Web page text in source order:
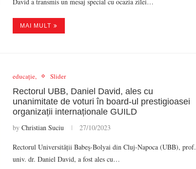
MAI MULT
educație, Slider
Rectorul UBB, Daniel David, ales cu
unanimitate de voturi în board-ul prestigioasei
organizații internaționale GUILD
by Christian Suciu 27/10/2023
Rectorul Universității Babeș-Bolyai din Cluj-Napoca (UBB), prof.
univ. dr. Daniel David, a fost ales cu…